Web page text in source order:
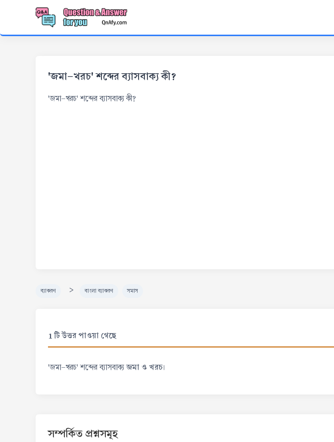
'জমা-খরচ' শব্দের ব্যাসবাক্য কী?
'জমা-খরচ' শব্দের ব্যাসবাক্য কী?
ব্যাকরণ > বাংলা ব্যাকরণ সমাস
1 টি উত্তর পাওয়া গেছে
'জমা-খরচ' শব্দের ব্যাসবাক্যজমা ও খরচ।
সম্পর্কিত প্রশ্নসমূহ